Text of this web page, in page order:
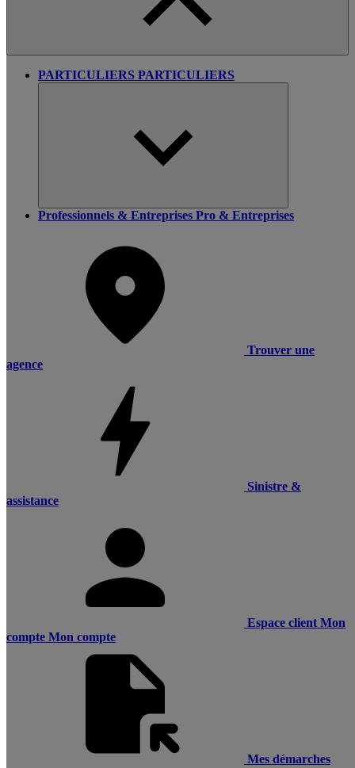
PARTICULIERS PARTICULIERS
Professionnels & Entreprises Pro & Entreprises
Trouver une
agence
Sinistre &
assistance
Espace client Mon
compte Mon compte
Mes démarches